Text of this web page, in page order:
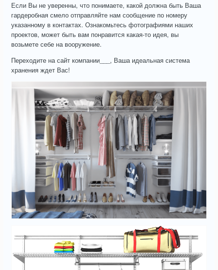
Если Вы не уверенны, что понимаете, какой должна быть Ваша
гардеробная смело отправляйте нам сообщение по номеру
указанному в контактах. Ознакомьтесь фотографиями наших
проектов, может быть вам понравится какая-то идея, вы
возьмете себе на вооружение.
Переходите на сайт компании___, Ваша идеальная система
хранения ждет Вас!